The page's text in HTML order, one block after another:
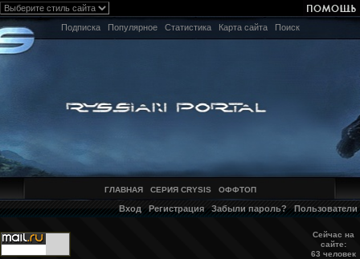
Подписка Популярное Статистика Карта сайта Поиск
ГЛАВНАЯ СЕРИЯ CRYSIS ОФФТОП
Вход Регистрация Забыли пароль? Пользователи
Сейчас на
сайте:
63 человек